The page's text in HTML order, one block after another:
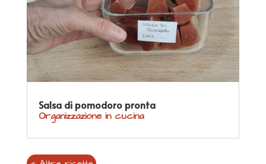
Salsa di pomodoro pronta
Organizzazione in cucina